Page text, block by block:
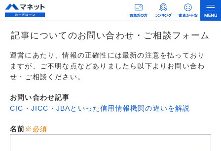
記事についてのお問い合わせ・ご相談フォーム
運営にあたり、情報の正確性には最新の注意を払っており
ますが、ご不明な点などありましたら以下よりお問い合わ
せ・ご相談ください。
お問い合わせ記事
CIC・JICC・JBAといった信用情報機関の違いを解説
名前※必須